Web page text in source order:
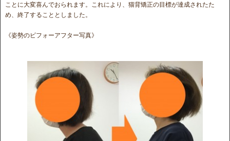
ことに大変喜んでおられます。これにより、猫背矯正の目標が達成されたた
め、終了することとしました。
《姿勢のビフォーアフター写真》